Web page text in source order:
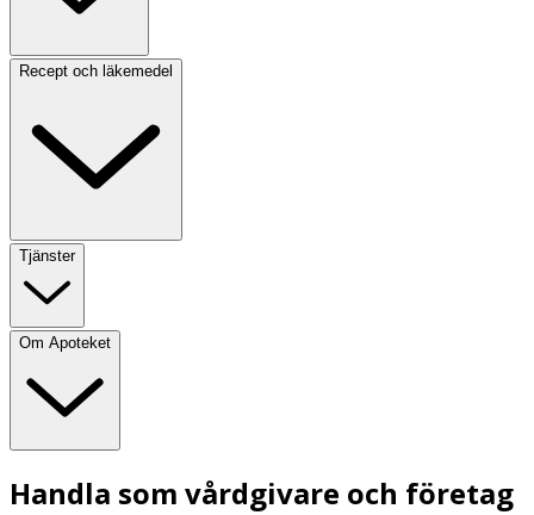
Recept och läkemedel
Tjänster
Om Apoteket
Handla som vårdgivare och företag